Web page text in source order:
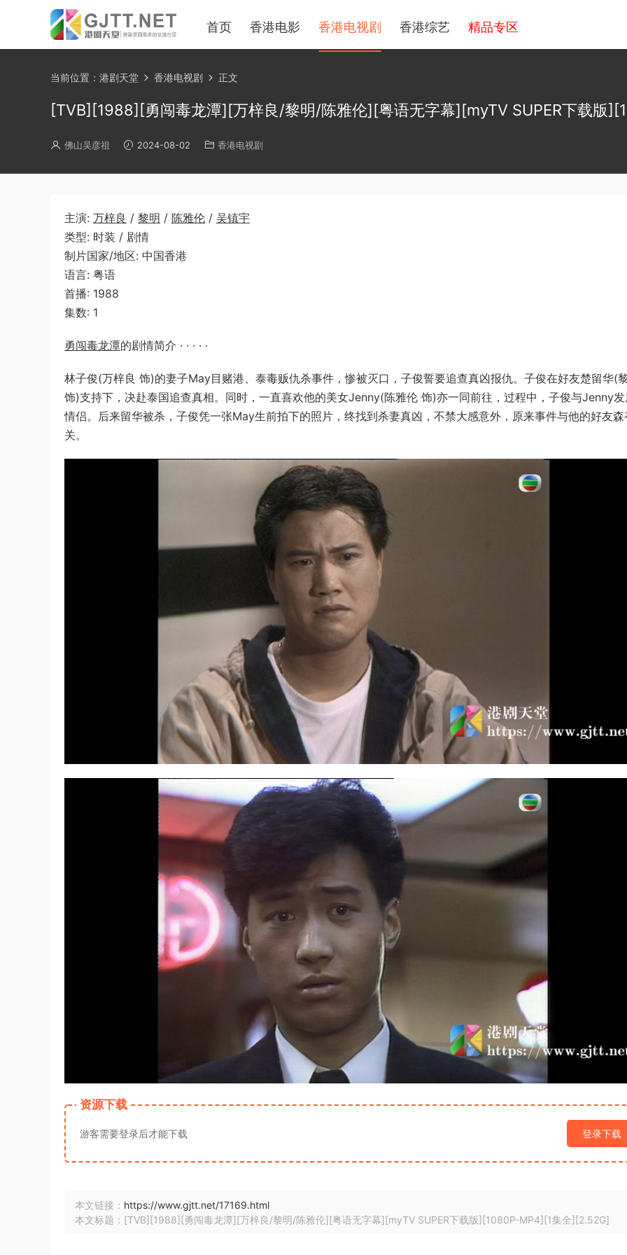
首页 香港电影 香港电视剧 香港综艺 精品专区
当前位置： 港剧天堂 香港电视剧 正文
[TVB][1988][勇闯毒龙潭][万梓良/黎明/陈雅伦][粤语无字幕][myTV SUPER下载版
佛山吴彦祖 2024-08-02 香港电视剧
主演: 万梓良 / 黎明 / 陈雅伦 / 吴镇宇
类型: 时装 / 剧情
制片国家/地区: 中国香港
语言: 粤语
首播: 1988
集数: 1
勇闯毒龙潭的剧情简介 · · · · ·
林子俊(万梓良 饰)的妻子May目赌港、泰毒贩仇杀事件，惨被灭口，子俊誓要追查真凶报仇。子俊在好友楚留华(
饰)支持下，决赴泰国追查真相。同时，一直喜欢他的美女Jenny(陈雅伦 饰)亦一同前往，过程中，子俊与Jenny
情侣。后来留华被杀，子俊凭一张May生前拍下的照片，终找到杀妻真凶，不禁大感意外，原来事件与他的好友森
关。
资源下载
游客需要登录后才能下载 登录下载
本文链接： https://www.gjtt.net/17169.html
本文标题：[TVB][1988][勇闯毒龙潭][万梓良/黎明/陈雅伦][粤语无字幕][myTV SUPER下载版][1080P-MP4][1集全][2.52G]